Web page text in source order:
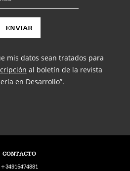
mis datos sean tratados para
al boletín de la revista
en Desarrollo”.
CONTACTO
+34915474881